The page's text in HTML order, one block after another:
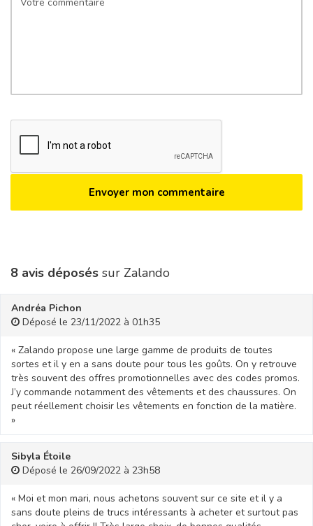
8 avis déposés sur Zalando
Andréa Pichon
Déposé le 23/11/2022 à 01h35
« Zalando propose une large gamme de produits de toutes
sortes et il y en a sans doute pour tous les goûts. On y retrouve
très souvent des offres promotionnelles avec des codes promos.
J’y commande notamment des vêtements et des chaussures. On
peut réellement choisir les vêtements en fonction de la matière.
»
Sibyla Étoile
Déposé le 26/09/2022 à 23h58
« Moi et mon mari, nous achetons souvent sur ce site et il y a
sans doute pleins de trucs intéressants à acheter et surtout pas